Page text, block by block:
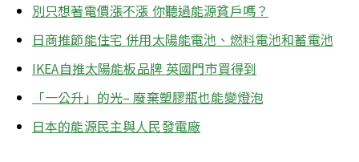
別只想著電價漲不漲 你聽過能源貧戶嗎？
日商推節能住宅 併用太陽能電池、燃料電池和蓄電池
IKEA自推太陽能板品牌 英國門市買得到
「一公升」的光– 廢棄塑膠瓶也能變燈泡
日本的能源民主與人民發電廠